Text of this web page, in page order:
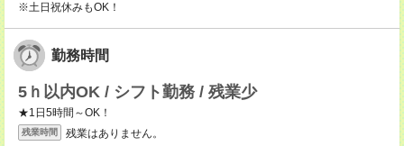
※土日祝休みもOK！
勤務時間
5ｈ以内OK / シフト勤務 / 残業少
★1日5時間～OK！
残業時間 残業はありません。